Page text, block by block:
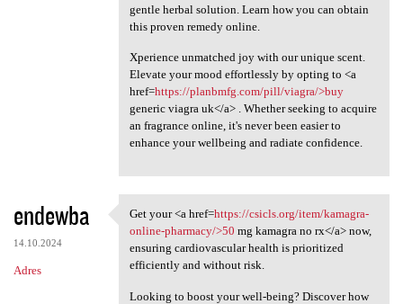
gentle herbal solution. Learn how you can obtain
this proven remedy online.
Xperience unmatched joy with our unique scent.
Elevate your mood effortlessly by opting to <a
href=https://planbmfg.com/pill/viagra/>buy
generic viagra uk</a> . Whether seeking to acquire
an fragrance online, it's never been easier to
enhance your wellbeing and radiate confidence.
endewba
14.10.2024
Adres
Get your <a href=https:/
Get your <a href=https://csicls.org/item/kamagra-
online-pharmacy/>50 mg kamagra no rx</a> now,
ensuring cardiovascular health is prioritized
efficiently and without risk.
Looking to boost your well-being? Discover how